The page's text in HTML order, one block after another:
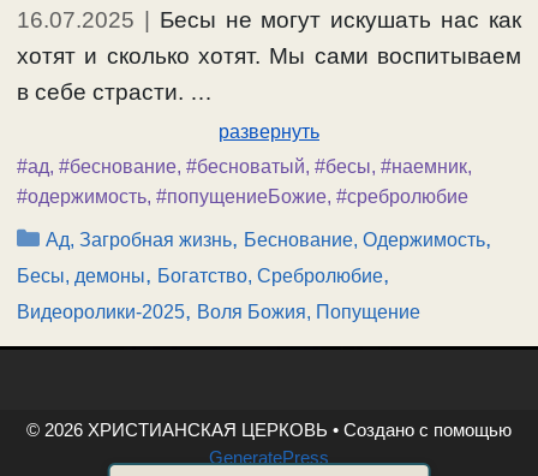
16.07.2025 | Бесы не могут искушать нас как
хотят и сколько хотят. Мы сами воспитываем
в себе страсти. …
развернуть
#ад, #беснование, #бесноватый, #бесы, #наемник,
#одержимость, #попущениеБожие, #сребролюбие
Рубрики
Ад, Загробная жизнь, Беснование, Одержимость,
Бесы, демоны, Богатство, Сребролюбие,
Видеоролики-2025, Воля Божия, Попущение
© 2026 ХРИСТИАНСКАЯ ЦЕРКОВЬ • Создано с помощью
GeneratePress